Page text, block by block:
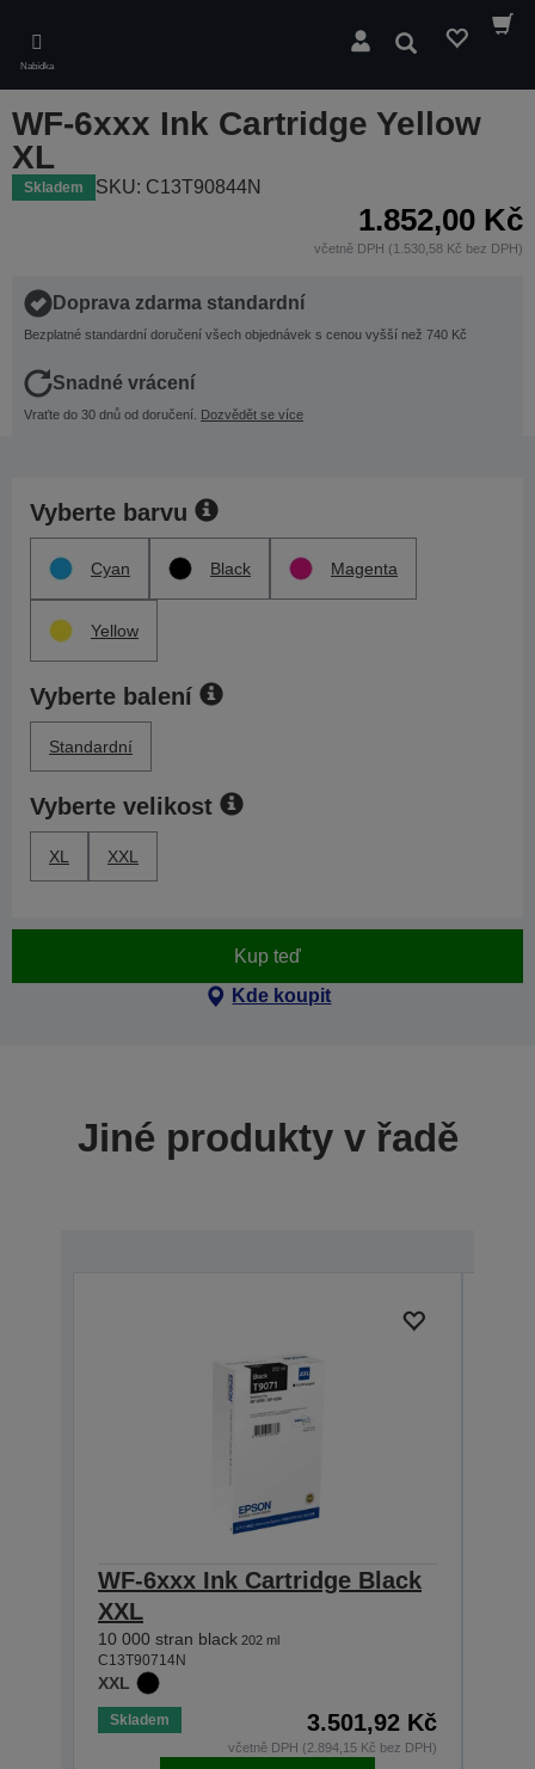
main
content
Nabídka
Hledat
WF-6xxx Ink Cartridge Yellow
XL
Skladem SKU: C13T90844N
1.852,00 Kč
včetně DPH (1.530,58 Kč bez DPH)
Doprava zdarma standardní
Bezplatné standardní doručení všech objednávek s cenou vyšší než 740 Kč
Snadné vrácení
Vraťte do 30 dnů od doručení. Dozvědět se více
Vyberte barvu
Cyan Black Magenta
Yellow
Vyberte balení
Standardní
Vyberte velikost
XL XXL
Kup teď
Kde koupit
Jiné produkty v řadě
WF-6xxx Ink Cartridge Black
XXL
10 000 stran black 202 ml
C13T90714N
XXL
Skladem 3.501,92 Kč
včetně DPH (2.894,15 Kč bez DPH)